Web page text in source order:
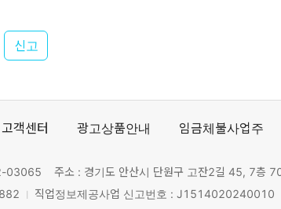
신고
고객센터 광고상품안내 임금체불사업주
03065
주소 : 경기도 안산시 단원구 고잔2길 45, 7층
직업정보제공사업 신고번호 : J1514020240010